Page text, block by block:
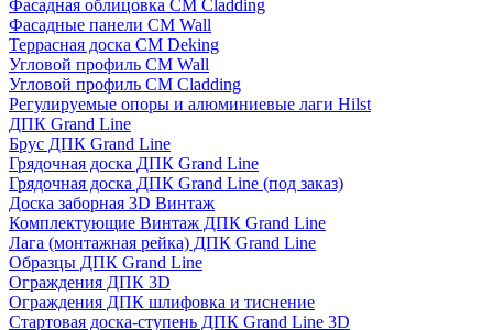
Фасадная облицовка CM Cladding
Фасадные панели CM Wall
Террасная доска CM Deking
Угловой профиль CM Wall
Угловой профиль CM Cladding
Регулируемые опоры и алюминиевые лаги Hilst
ДПК Grand Line
Брус ДПК Grand Line
Грядочная доска ДПК Grand Line
Грядочная доска ДПК Grand Line (под заказ)
Доска заборная 3D Винтаж
Комплектующие Винтаж ДПК Grand Line
Лага (монтажная рейка) ДПК Grand Line
Образцы ДПК Grand Line
Ограждения ДПК 3D
Ограждения ДПК шлифовка и тиснение
Стартовая доска-ступень ДПК Grand Line 3D